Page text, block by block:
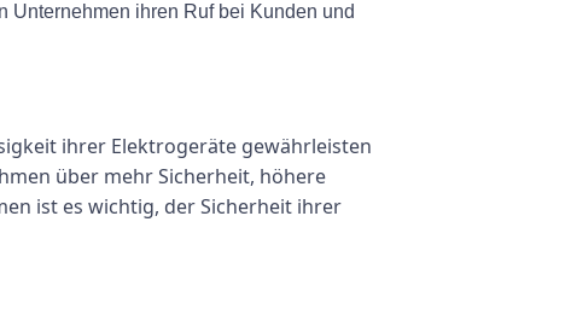
Unternehmen ihren Ruf bei Kunden und
ihrer Elektrogeräte gewährleisten
über mehr Sicherheit, höhere
ist es wichtig, der Sicherheit ihrer